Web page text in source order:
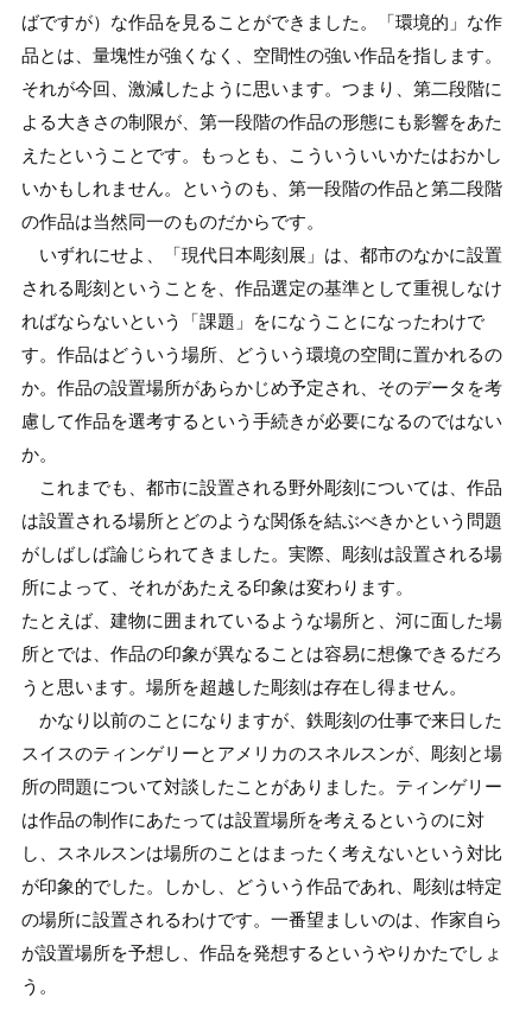
ばですが）な作品を見ることができました。「環境的」な作
品とは、量塊性が強くなく、空間性の強い作品を指します。
それが今回、激減したように思います。つまり、第二段階に
よる大きさの制限が、第一段階の作品の形態にも影響をあた
えたということです。もっとも、こういういいかたはおかし
いかもしれません。というのも、第一段階の作品と第二段階
の作品は当然同一のものだからです。
いずれにせよ、「現代日本彫刻展」は、都市のなかに設置
される彫刻ということを、作品選定の基準として重視しなけ
ればならないという「課題」をになうことになったわけで
す。作品はどういう場所、どういう環境の空間に置かれるの
か。作品の設置場所があらかじめ予定され、そのデータを考
慮して作品を選考するという手続きが必要になるのではない
か。
これまでも、都市に設置される野外彫刻については、作品
は設置される場所とどのような関係を結ぶべきかという問題
がしばしば論じられてきました。実際、彫刻は設置される場
所によって、それがあたえる印象は変わります。
たとえば、建物に囲まれているような場所と、河に面した場
所とでは、作品の印象が異なることは容易に想像できるだろ
うと思います。場所を超越した彫刻は存在し得ません。
かなり以前のことになりますが、鉄彫刻の仕事で来日した
スイスのティンゲリーとアメリカのスネルスンが、彫刻と場
所の問題について対談したことがありました。ティンゲリー
は作品の制作にあたっては設置場所を考えるというのに対
し、スネルスンは場所のことはまったく考えないという対比
が印象的でした。しかし、どういう作品であれ、彫刻は特定
の場所に設置されるわけです。一番望ましいのは、作家自ら
が設置場所を予想し、作品を発想するというやりかたでしょ
う。